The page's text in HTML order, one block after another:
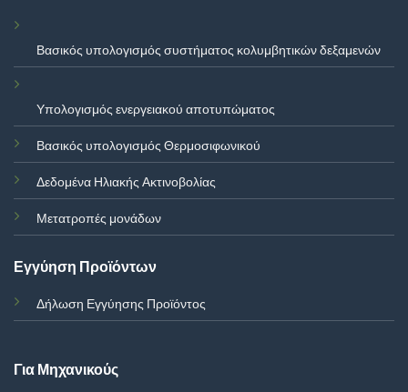
Βασικός υπολογισμός συστήματος κολυμβητικών δεξαμενών
Υπολογισμός ενεργειακού αποτυπώματος
Βασικός υπολογισμός Θερμοσιφωνικού
Δεδομένα Ηλιακής Ακτινοβολίας
Μετατροπές μονάδων
Εγγύηση Προϊόντων
Δήλωση Εγγύησης Προϊόντος
Για Μηχανικούς